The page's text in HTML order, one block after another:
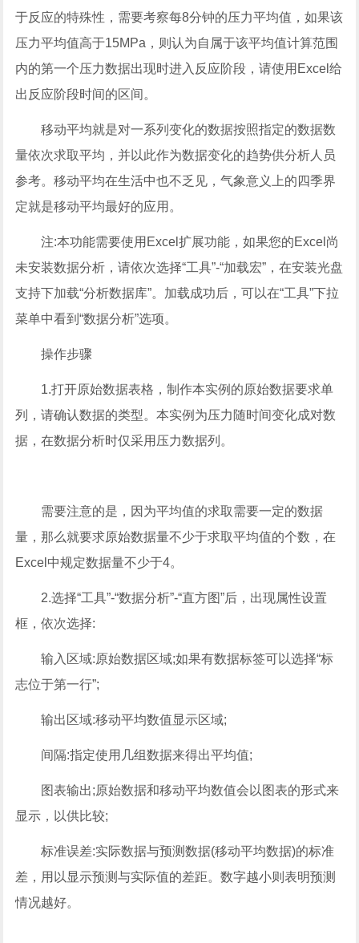
于反应的特殊性，需要考察每8分钟的压力平均值，如果该
压力平均值高于15MPa，则认为自属于该平均值计算范围
内的第一个压力数据出现时进入反应阶段，请使用Excel给
出反应阶段时间的区间。
移动平均就是对一系列变化的数据按照指定的数据数
量依次求取平均，并以此作为数据变化的趋势供分析人员
参考。移动平均在生活中也不乏见，气象意义上的四季界
定就是移动平均最好的应用。
注:本功能需要使用Excel扩展功能，如果您的Excel尚
未安装数据分析，请依次选择“工具”-“加载宏”，在安装光盘
支持下加载“分析数据库”。加载成功后，可以在“工具”下拉
菜单中看到“数据分析”选项。
操作步骤
1.打开原始数据表格，制作本实例的原始数据要求单
列，请确认数据的类型。本实例为压力随时间变化成对数
据，在数据分析时仅采用压力数据列。
需要注意的是，因为平均值的求取需要一定的数据
量，那么就要求原始数据量不少于求取平均值的个数，在
Excel中规定数据量不少于4。
2.选择“工具”-“数据分析”-“直方图”后，出现属性设置
框，依次选择:
输入区域:原始数据区域;如果有数据标签可以选择“标
志位于第一行”;
输出区域:移动平均数值显示区域;
间隔:指定使用几组数据来得出平均值;
图表输出;原始数据和移动平均数值会以图表的形式来
显示，以供比较;
标准误差:实际数据与预测数据(移动平均数据)的标准
差，用以显示预测与实际值的差距。数字越小则表明预测
情况越好。